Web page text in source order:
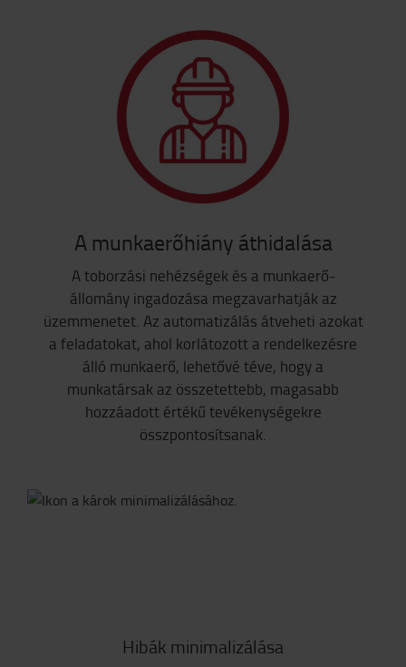
A munkaerőhiány áthidalása
A toborzási nehézségek és a munkaerő-
állomány ingadozása megzavarhatják az
üzemmenetet. Az automatizálás átveheti azokat
a feladatokat, ahol korlátozott a rendelkezésre
álló munkaerő, lehetővé téve, hogy a
munkatársak az összetettebb, magasabb
hozzáadott értékű tevékenységekre
összpontosítsanak.
Hibák minimalizálása